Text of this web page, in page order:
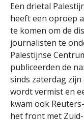
Een drietal
heeft een oproep
te komen om de
journalisten te
Palestijnse
publiceerden de
sinds zaterdag
wordt vermist en
kwam ook
het front met